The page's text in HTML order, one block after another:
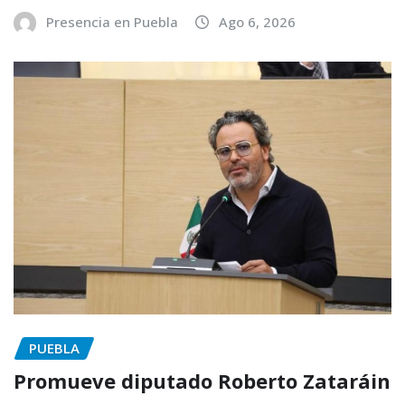
Presencia en Puebla Ago 6, 2026
PUEBLA
Promueve diputado Roberto Zataráin